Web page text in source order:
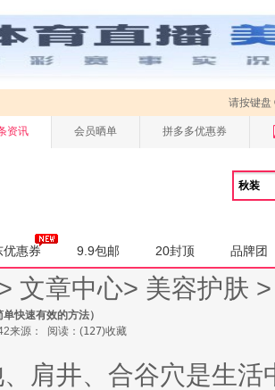
请按键盘
资讯 会员晒单 拼多多优惠券
优惠券 9.9包邮 20封顶 品牌团
文章中心> 美容护肤
快速有效的方法）
来源： 阅读： (127)收藏
肩井、合谷穴是生活